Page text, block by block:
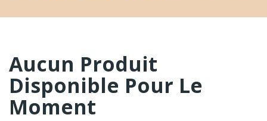
Aucun Produit
Disponible Pour Le
Moment